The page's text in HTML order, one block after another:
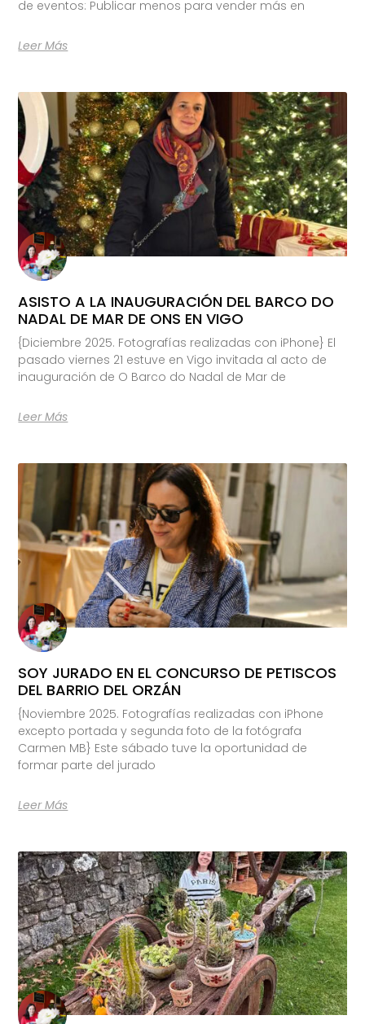
de eventos: Publicar menos para vender más en
Leer Más
ASISTO A LA INAUGURACIÓN DEL BARCO DO
NADAL DE MAR DE ONS EN VIGO
{Diciembre 2025. Fotografías realizadas con iPhone} El
pasado viernes 21 estuve en Vigo invitada al acto de
inauguración de O Barco do Nadal de Mar de
Leer Más
SOY JURADO EN EL CONCURSO DE PETISCOS
DEL BARRIO DEL ORZÁN
{Noviembre 2025. Fotografías realizadas con iPhone
excepto portada y segunda foto de la fotógrafa
Carmen MB} Este sábado tuve la oportunidad de
formar parte del jurado
Leer Más